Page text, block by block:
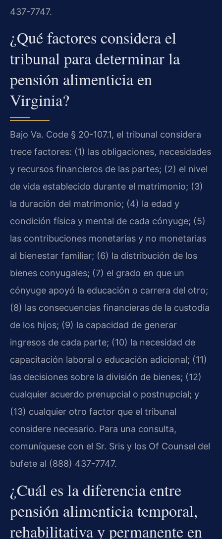
437-7747.
¿Qué factores considera el
tribunal para determinar la
pensión alimenticia en
Virginia?
Bajo Va. Code § 20-107.1, el tribunal considera
trece factores: (1) las obligaciones, necesidades
y recursos financieros de las partes; (2) el nivel
de vida establecido durante el matrimonio; (3)
la duración del matrimonio; (4) la edad y
condición física y mental de cada cónyuge; (5)
las contribuciones monetarias y no monetarias
al bienestar familiar; (6) la distribución de los
bienes conyugales; (7) el grado en que un
cónyuge apoyó la educación o carrera del otro;
(8) las consecuencias financieras de la custodia
de los hijos; (9) la capacidad de generar
ingresos de cada parte; (10) la necesidad de
capacitación laboral o educación adicional; (11)
las decisiones sobre la división de bienes; (12)
cualquier acuerdo prenupcial o postnupcial; y
(13) cualquier otro factor que el tribunal
considere necesario. Para una consulta,
comuníquese con el Sr. Sris y los Of Counsel del
bufete al (888) 437-7747.
¿Cuál es la diferencia entre
pensión alimenticia temporal,
rehabilitativa y permanente en